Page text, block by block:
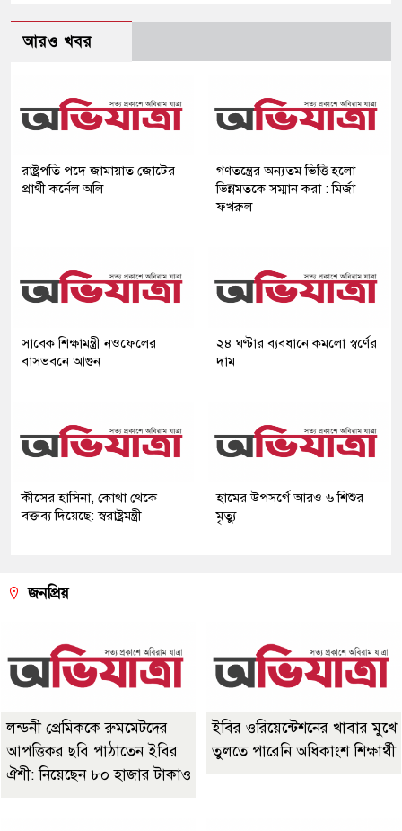
আরও খবর
রাষ্ট্রপতি পদে জামায়াত জোটের
প্রার্থী কর্নেল অলি
গণতন্ত্রের অন্যতম ভিত্তি হলো
ভিন্নমতকে সম্মান করা : মির্জা
ফখরুল
সাবেক শিক্ষামন্ত্রী নওফেলের
বাসভবনে আগুন
২৪ ঘণ্টার ব্যবধানে কমলো স্বর্ণের
দাম
কীসের হাসিনা, কোথা থেকে
বক্তব্য দিয়েছে: স্বরাষ্ট্রমন্ত্রী
হামের উপসর্গে আরও ৬ শিশুর
মৃত্যু
জনপ্রিয়
লন্ডনী প্রেমিককে রুমমেটদের
আপত্তিকর ছবি পাঠাতেন ইবির
ঐশী: নিয়েছেন ৮০ হাজার টাকাও
ইবির ওরিয়েন্টেশনের খাবার মুখে
তুলতে পারেনি অধিকাংশ শিক্ষার্থী